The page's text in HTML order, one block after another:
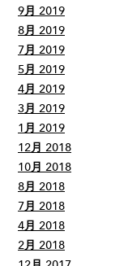
9月 2019
8月 2019
7月 2019
5月 2019
4月 2019
3月 2019
1月 2019
12月 2018
10月 2018
8月 2018
7月 2018
4月 2018
2月 2018